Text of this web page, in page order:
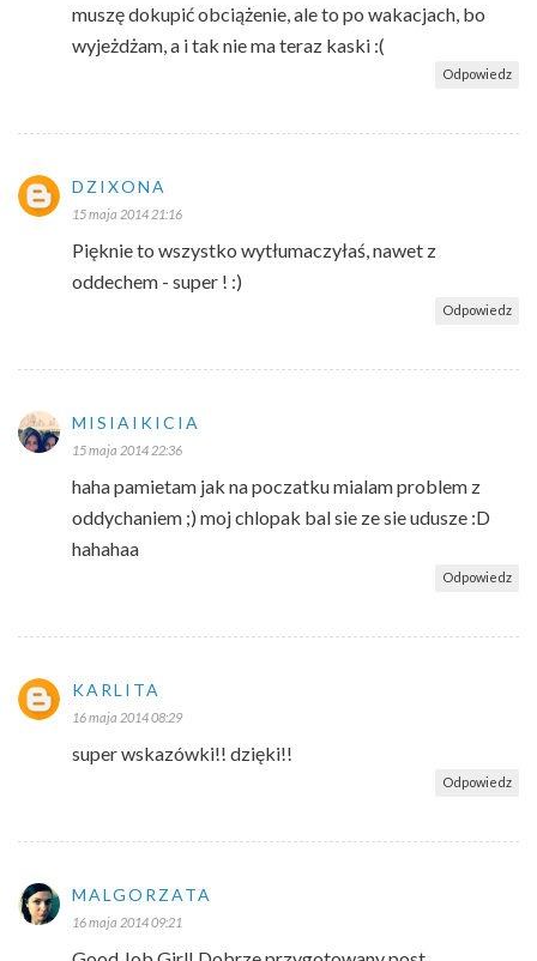
muszę dokupić obciążenie, ale to po wakacjach, bo
wyjeżdżam, a i tak nie ma teraz kaski :(
Odpowiedz
DZIXONA
15 maja 2014 21:16
Pięknie to wszystko wytłumaczyłaś, nawet z
oddechem - super ! :)
Odpowiedz
MISIAIKICIA
15 maja 2014 22:36
haha pamietam jak na poczatku mialam problem z
oddychaniem ;) moj chlopak bal sie ze sie udusze :D
hahahaa
Odpowiedz
KARLITA
16 maja 2014 08:29
super wskazówki!! dzięki!!
Odpowiedz
MALGORZATA
16 maja 2014 09:21